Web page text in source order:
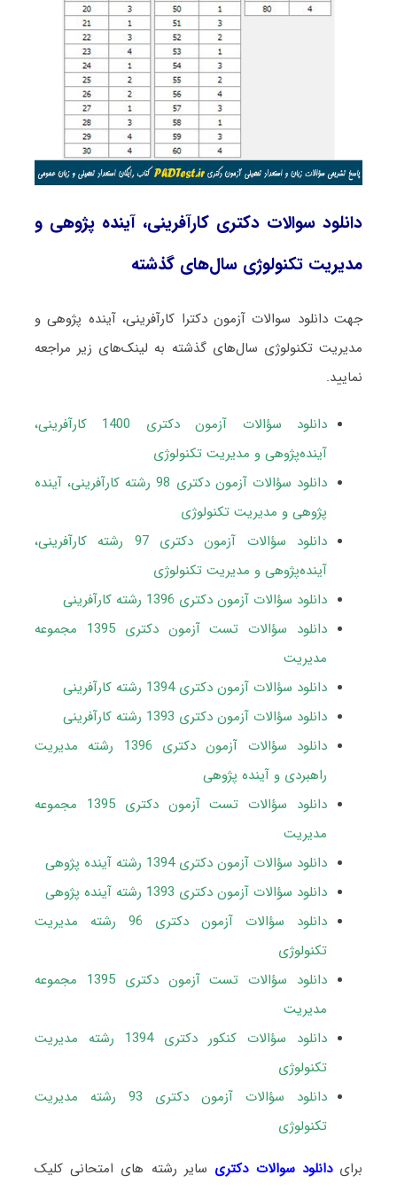
دانلود سوالات دکتری کارآفرینی، آینده ‌پژوهی و
مدیریت تکنولوژی سال‌های گذشته
جهت دانلود سوالات آزمون دکترا کارآفرینی، آینده ‌پژوهی و
مدیریت تکنولوژی سال‌های گذشته به لینک‌های زیر مراجعه
نمایید.
دانلود سؤالات آزمون دکتری 1400 کارآفرینی،
آینده‌پژوهی و مدیریت تکنولوژی
دانلود سؤالات آزمون دکتری 98 رشته کارآفرینی، آینده
پژوهی و مدیریت تکنولوژی
دانلود سؤالات آزمون دکتری 97 رشته کارآفرینی،
آینده‌پژوهی و مدیریت تکنولوژی
دانلود سؤالات آزمون دکتری 1396 رشته کارآفرینی
دانلود سؤالات تست آزمون دکتری 1395 مجموعه
مدیریت
دانلود سؤالات آزمون دکتری 1394 رشته کارآفرینی
دانلود سؤالات آزمون دکتری 1393 رشته کارآفرینی
دانلود سؤالات آزمون دکتری 1396 رشته مدیریت
راهبردی و آینده پژوهی
دانلود سؤالات تست آزمون دکتری 1395 مجموعه
مدیریت
دانلود سؤالات آزمون دکتری 1394 رشته آینده پژوهی
دانلود سؤالات آزمون دکتری 1393 رشته آینده پژوهی
دانلود سؤالات آزمون دکتری 96 رشته مدیریت
تکنولوژی
دانلود سؤالات تست آزمون دکتری 1395 مجموعه
مدیریت
دانلود سؤالات کنکور دکتری 1394 رشته مدیریت
تکنولوژی
دانلود سؤالات آزمون دکتری 93 رشته مدیریت
تکنولوژی
برایدانلود سوالات دکتری سایر رشته های امتحانی کلیک